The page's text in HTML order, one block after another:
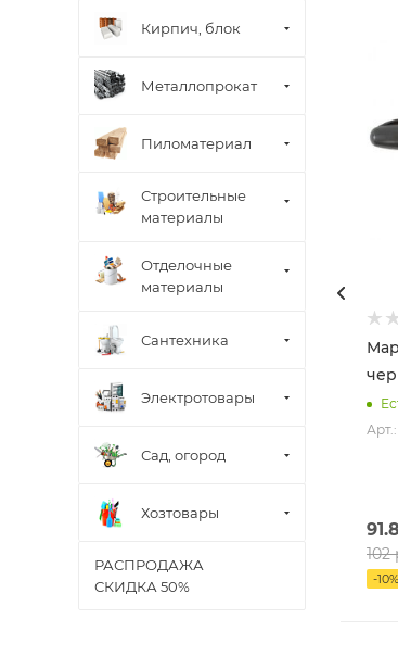
102
-10%
Кирпич, блок
Металлопрокат
Пиломатериал
Строительные
материалы
Отделочные
материалы
Сантехника
Электротовары
Сад, огород
Хозтовары
РАСПРОДАЖА
СКИДКА 50%